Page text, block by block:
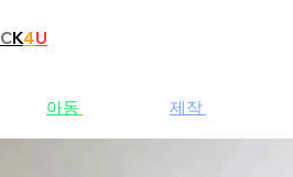
CK4U
아동 제작